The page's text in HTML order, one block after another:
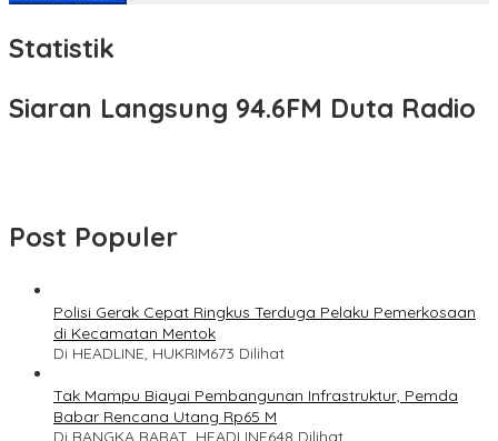
Statistik
Siaran Langsung 94.6FM Duta Radio
Post Populer
Polisi Gerak Cepat Ringkus Terduga Pelaku Pemerkosaan
di Kecamatan Mentok
Di HEADLINE, HUKRIM673 Dilihat
Tak Mampu Biayai Pembangunan Infrastruktur, Pemda
Babar Rencana Utang Rp65 M
Di BANGKA BARAT, HEADLINE648 Dilihat